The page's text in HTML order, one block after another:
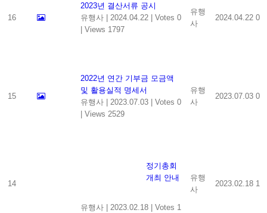
16
2023년 결산서류 공시
유행사
2024.04.22
Votes 0
Views 1797
유행
사
2024.04.22 0
15
2022년 연간 기부금 모금액
및 활용실적 명세서
유행사
2023.07.03
Votes 0
Views 2529
유행
사
2023.07.03 0
14
정기총회
개최 안내
유행사 2023.02.18
Votes 1
유행
사
2023.02.18 1